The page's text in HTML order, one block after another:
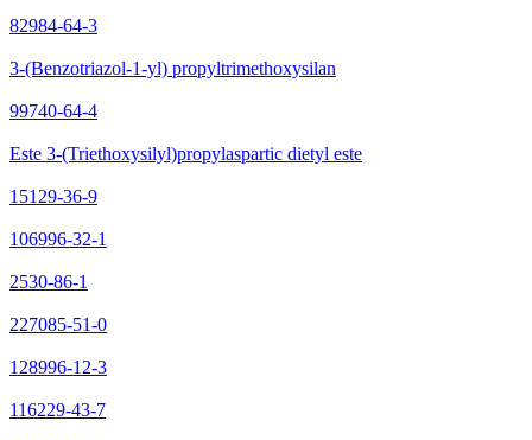
82984-64-3
3-(Benzotriazol-1-yl) propyltrimethoxysilan
99740-64-4
Este 3-(Triethoxysilyl)propylaspartic dietyl este
15129-36-9
106996-32-1
2530-86-1
227085-51-0
128996-12-3
116229-43-7